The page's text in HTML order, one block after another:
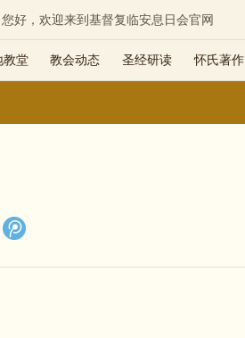
您好，欢迎来到基督复临安息日会官网
教堂 教会动态 圣经研读 怀氏著作